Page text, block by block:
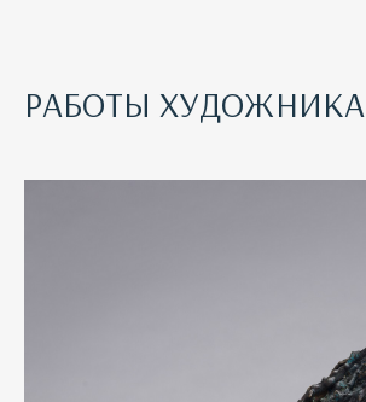
РАБОТЫ ХУДОЖНИКА